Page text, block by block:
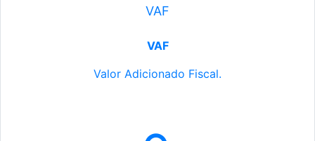
VAF
VAF
Valor Adicionado Fiscal.